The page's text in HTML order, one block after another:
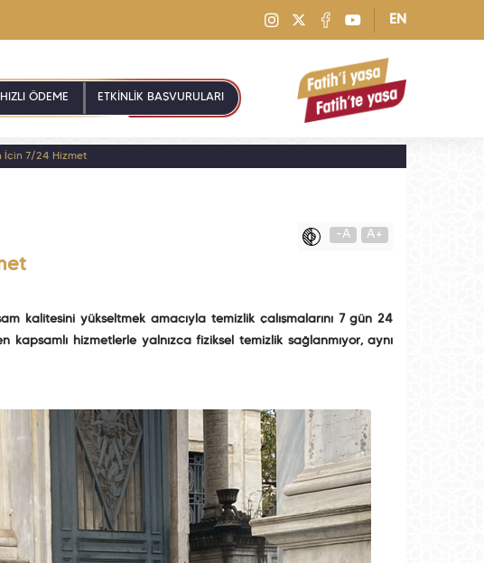
EN
HIZLI ÖDEME ETKİNLİK BAŞVURULARI
İçin 7/24 Hizmet
-A A+
kalitesini yükseltmek amacıyla temizlik çalışmalarını 7 gün 24
hizmetlerle yalnızca fiziksel temizlik sağlanmıyor, aynı